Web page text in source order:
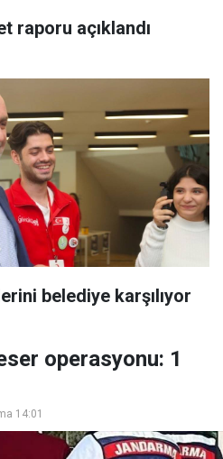
raporu açıklandı
belediye karşılıyor
operasyonu: 1
14:01